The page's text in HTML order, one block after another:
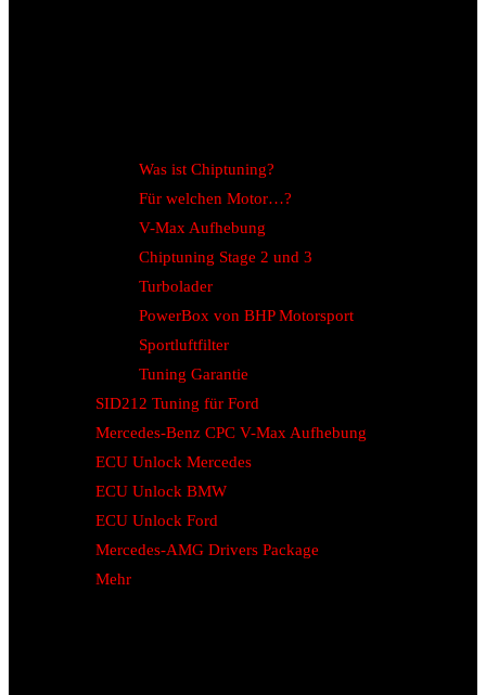
Was ist Chiptuning?
Für welchen Motor…?
V-Max Aufhebung
Chiptuning Stage 2 und 3
Turbolader
PowerBox von BHP Motorsport
Sportluftfilter
Tuning Garantie
SID212 Tuning für Ford
Mercedes-Benz CPC V-Max Aufhebung
ECU Unlock Mercedes
ECU Unlock BMW
ECU Unlock Ford
Mercedes-AMG Drivers Package
Mehr